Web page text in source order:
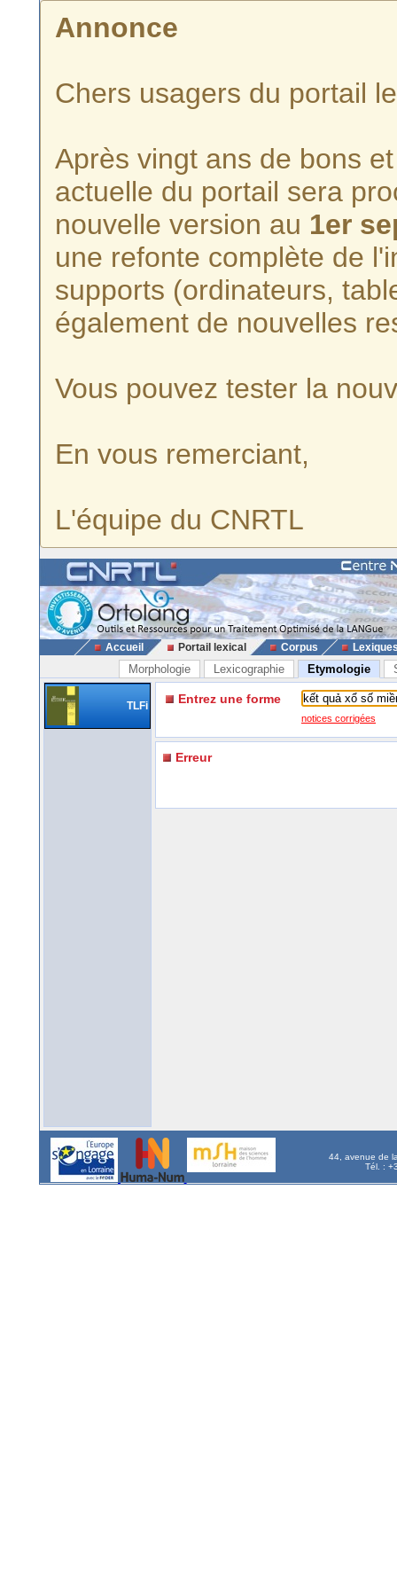
Annonce
Chers usagers du portail
Après vingt ans de bons
actuelle du portail sera
nouvelle version au 1er
une refonte complète de
supports (ordinateurs,
également de nouvelles
Vous pouvez tester la
En vous remerciant,
L'équipe du CNRTL
Accueil Portail lexical Corpus
Morphologie Lexicographie Etymologie
TLFi Entrez une forme
notices corrigées
Erreur
44, avenue de
Tél. :